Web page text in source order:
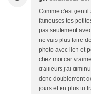
Comme c'est gentil
fameuses tes
pas seulement
ne vais plus faire
photo avec lien et
chez moi car
d'ailleurs j'ai
donc doublement
jours et en plus tu